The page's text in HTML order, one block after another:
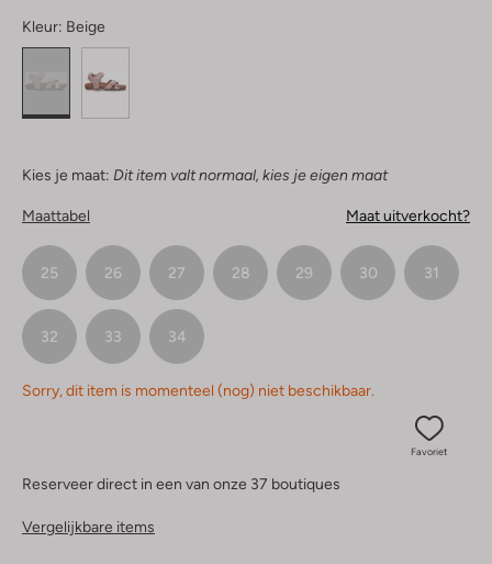
Kleur: Beige
Kies je maat: Dit item valt normaal, kies je eigen maat
Maattabel Maat uitverkocht?
25 26 27 28 29 30 31
32 33 34
Sorry, dit item is momenteel (nog) niet beschikbaar.
Favoriet
Reserveer direct in een van onze 37 boutiques
Vergelijkbare items